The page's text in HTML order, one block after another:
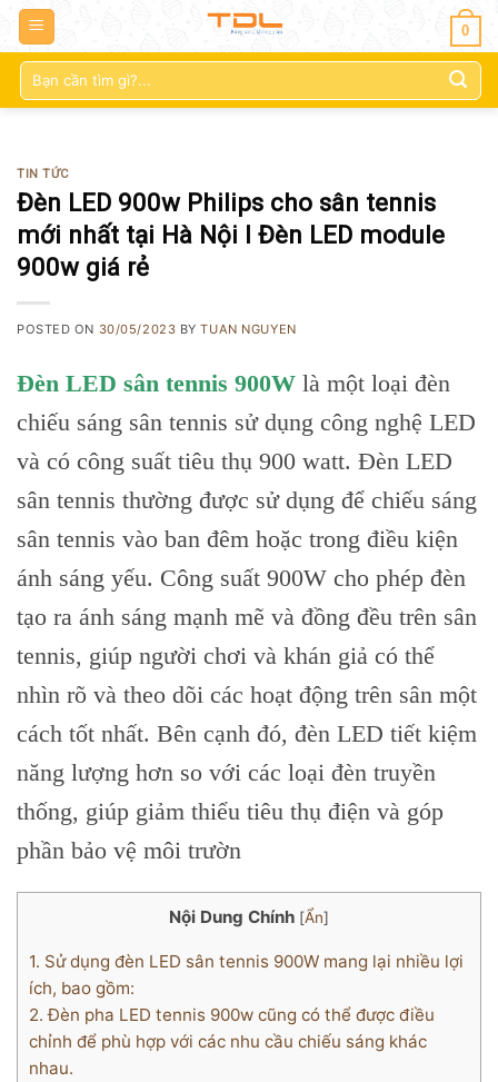
0
Tìm
kiếm:
TIN TỨC
Đèn LED 900w Philips cho sân tennis
mới nhất tại Hà Nội l Đèn LED module
900w giá rẻ
POSTED ON 30/05/2023 BYTUAN NGUYEN
Đèn LED sân tennis 900W là một loại đèn
chiếu sáng sân tennis sử dụng công nghệ LED
và có công suất tiêu thụ 900 watt. Đèn LED
sân tennis thường được sử dụng để chiếu sáng
sân tennis vào ban đêm hoặc trong điều kiện
ánh sáng yếu. Công suất 900W cho phép đèn
tạo ra ánh sáng mạnh mẽ và đồng đều trên sân
tennis, giúp người chơi và khán giả có thể
nhìn rõ và theo dõi các hoạt động trên sân một
cách tốt nhất. Bên cạnh đó, đèn LED tiết kiệm
năng lượng hơn so với các loại đèn truyền
thống, giúp giảm thiểu tiêu thụ điện và góp
phần bảo vệ môi trườn
Nội Dung Chính [Ẩn]
1. Sử dụng đèn LED sân tennis 900W mang lại nhiều lợi
ích, bao gồm:
2. Đèn pha LED tennis 900w cũng có thể được điều
chỉnh để phù hợp với các nhu cầu chiếu sáng khác
nhau.